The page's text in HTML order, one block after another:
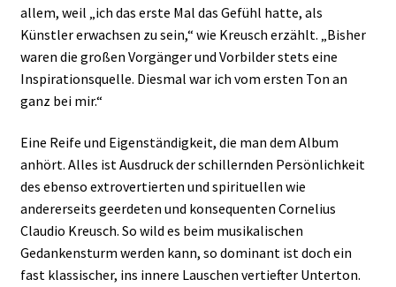
allem, weil „ich das erste Mal das Gefühl hatte, als
Künstler erwachsen zu sein,“ wie Kreusch erzählt. „Bisher
waren die großen Vorgänger und Vorbilder stets eine
Inspirationsquelle. Diesmal war ich vom ersten Ton an
ganz bei mir.“
Eine Reife und Eigenständigkeit, die man dem Album
anhört. Alles ist Ausdruck der schillernden Persönlichkeit
des ebenso extrovertierten und spirituellen wie
andererseits geerdeten und konsequenten Cornelius
Claudio Kreusch. So wild es beim musikalischen
Gedankensturm werden kann, so dominant ist doch ein
fast klassischer, ins innere Lauschen vertiefter Unterton.